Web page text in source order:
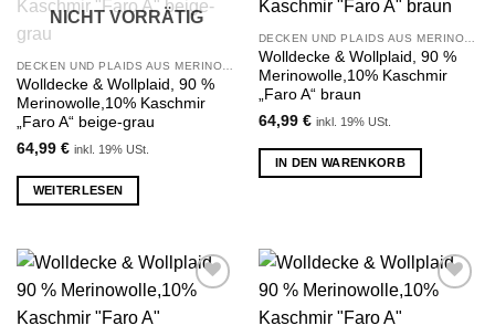
Wunschliste
hinzufügen
NICHT VORRÄTIG
Wolldecke & Wollplaid, 90 %
Merinowolle,10% Kaschmir
„Faro A“ beige-grau
64,99 € inkl. 19% USt.
WEITERLESEN
Wunschliste
Wolldecke & Wollplaid, 90 %
Merinowolle,10% Kaschmir
„Faro A“ braun
64,99 € inkl. 19% USt.
IN DEN WARENKORB
Wunschliste
Wunschliste